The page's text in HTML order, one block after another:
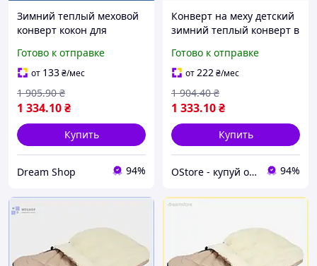
Зимний теплый меховой
конверт кокон для
детскую коляску или
люльку бренда конверт
шоп1
Готово к отправке
от 133₴/мес
1 334.10₴
1 905.90 ₴
Купить
Dream Shop 94%
Конверт на меху детский
зимний теплый конверт в
новорожденных меховой
конверт в люльку
Готово к отправке
от222₴/мес
1 333.10₴
1 904.40 ₴
Купить
OStore - купуй онлайн! 94%